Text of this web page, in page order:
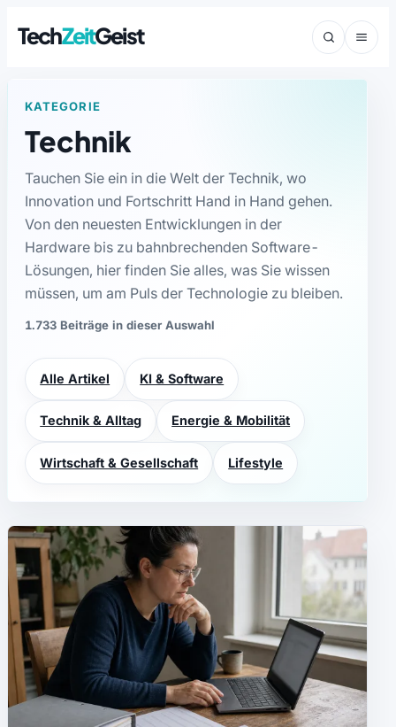
TechZeitGeist
KATEGORIE
Technik
Tauchen Sie ein in die Welt der Technik, wo
Innovation und Fortschritt Hand in Hand gehen.
Von den neuesten Entwicklungen in der
Hardware bis zu bahnbrechenden Software-
Lösungen, hier finden Sie alles, was Sie wissen
müssen, um am Puls der Technologie zu bleiben.
1.733 Beiträge in dieser Auswahl
Alle Artikel KI & Software
Technik & Alltag Energie & Mobilität
Wirtschaft & Gesellschaft Lifestyle